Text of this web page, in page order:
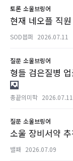
토론 소울브링어
현재 네오플 직
SOD븝퍼 2026.07.11
질문 소울브링어
형들 검은질병
총끝의미학 2026.07.11
질문 소울브링어
소울 장비서약
밸패 2026.07.09